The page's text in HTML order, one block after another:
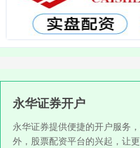
永华证券开户
永华证券提供便捷的开户服务
外，股票配资平台的兴起，让